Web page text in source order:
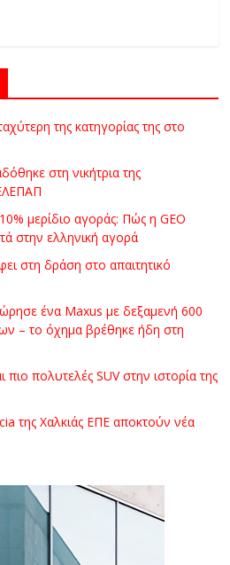
της κατηγορίας της στο
στη νικήτρια της
μερίδιο αγοράς: Πώς η GEO
στην ελληνική αγορά
στη δράση στο απαιτητικό
ένα Maxus με δεξαμενή 600
– το όχημα βρέθηκε ήδη στη
πολυτελές SUV στην ιστορία της
της Χαλκιάς ΕΠΕ αποκτούν νέα